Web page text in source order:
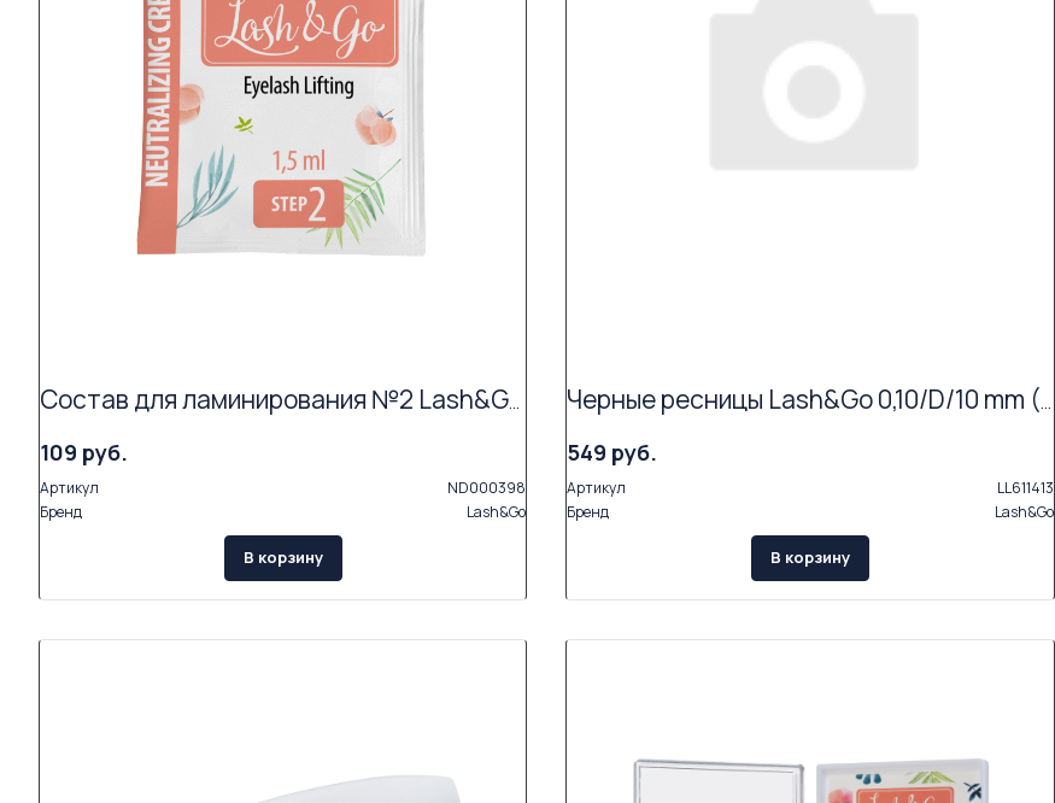
Состав для ламинирования №2 Lash&Go Neutralizing Cream в саше (1,5 мл) АКЦИЯ (Exp.09.26)
109 руб.
Артикул
ND000398
Бренд
Lash&Go
В корзину
Черные ресницы Lash&Go 0,10/D/10 mm (16 линий)
549 руб.
Артикул
LL611413
Бренд
Lash&Go
В корзину